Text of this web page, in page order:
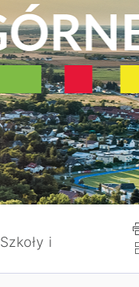
Szkoły i